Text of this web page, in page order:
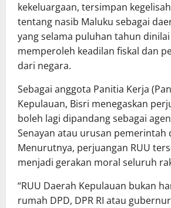
kekeluargaan, tersimpan
tentang nasib Maluku sebagai
yang selama puluhan tahun
memperoleh keadilan fiskal dan
dari negara.
Sebagai anggota Panitia Kerja
Kepulauan, Bisri menegaskan
boleh lagi dipandang sebagai
Senayan atau urusan pemerintah
Menurutnya, perjuangan RUU
menjadi gerakan moral seluruh
“RUU Daerah Kepulauan bukan
rumah DPD, DPR RI atau